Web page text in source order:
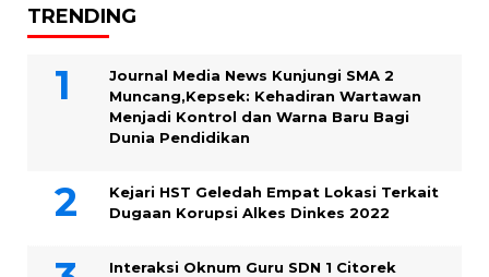
TRENDING
Journal Media News Kunjungi SMA 2
Muncang,Kepsek: Kehadiran Wartawan
Menjadi Kontrol dan Warna Baru Bagi
Dunia Pendidikan
Kejari HST Geledah Empat Lokasi Terkait
Dugaan Korupsi Alkes Dinkes 2022
Interaksi Oknum Guru SDN 1 Citorek